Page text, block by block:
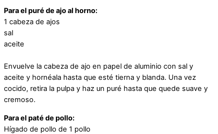
Para el puré de ajo al horno:
1 cabeza de ajos
sal
aceite
Envuelve la cabeza de ajo en papel de aluminio con sal y
aceite y hornéala hasta que esté tierna y blanda. Una vez
cocido, retira la pulpa y haz un puré hasta que quede suave y
cremoso.
Para el paté de pollo:
Hígado de pollo de 1 pollo